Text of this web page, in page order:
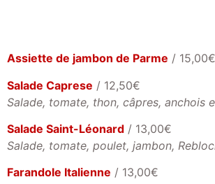
Assiette de jambon de Parme / 15,00€
Salade Caprese / 12,50€
Salade, tomate, thon, câpres, anchois
Salade Saint-Léonard / 13,00€
Salade, tomate, poulet, jambon,
Farandole Italienne / 13,00€